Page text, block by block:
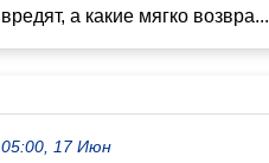
вредят, а какие мягко возвра...
05:00, 17 Июн